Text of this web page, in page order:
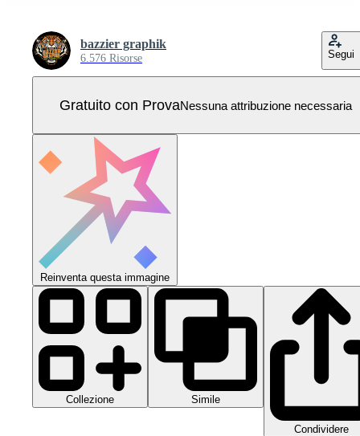
bazzier graphik
6.576 Risorse Segui
Gratuito con ProvaNessuna attribuzione necessaria
Reinventa questa immagine
Collezione Simile
Condividere